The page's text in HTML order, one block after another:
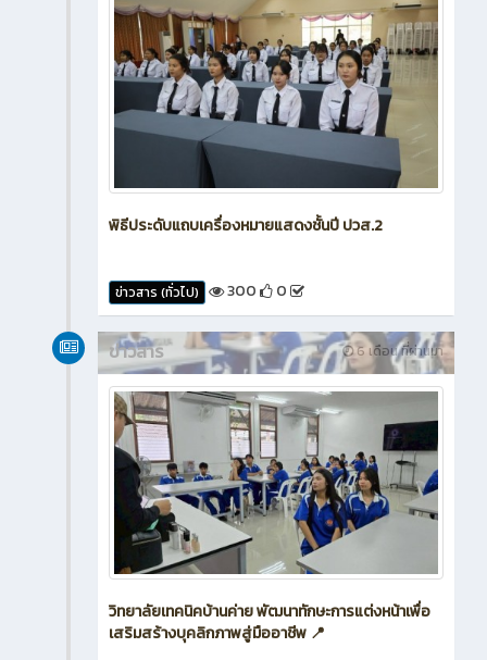
พิธีประดับแถบเครื่องหมายแสดงชั้นปี ปวส.2
ข่าวสาร (ทั่วไป) 300 0
6 เดือน ที่ผ่านมา
ข่าวสาร
วิทยาลัยเทคนิคบ้านค่าย พัฒนาทักษะการแต่งหน้าเพื่อ
เสริมสร้างบุคลิกภาพสู่มืออาชีพ 📍